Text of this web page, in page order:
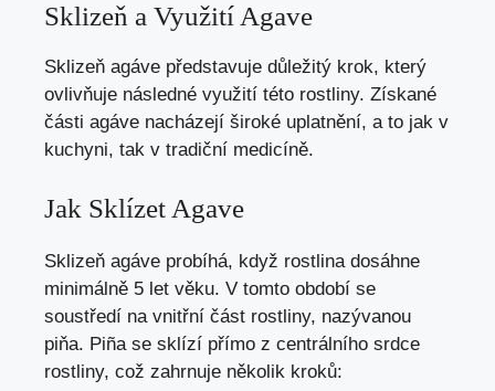
Sklizeň a Využití Agave
Sklizeň agáve představuje důležitý krok, který
ovlivňuje následné využití této rostliny. Získané
části agáve nacházejí široké uplatnění, a to jak v
kuchyni, tak v tradiční medicíně.
Jak Sklízet Agave
Sklizeň agáve probíhá, když rostlina dosáhne
minimálně 5 let věku. V tomto období se
soustředí na vnitřní část rostliny, nazývanou
piňa. Piña se sklízí přímo z centrálního srdce
rostliny, což zahrnuje několik kroků: